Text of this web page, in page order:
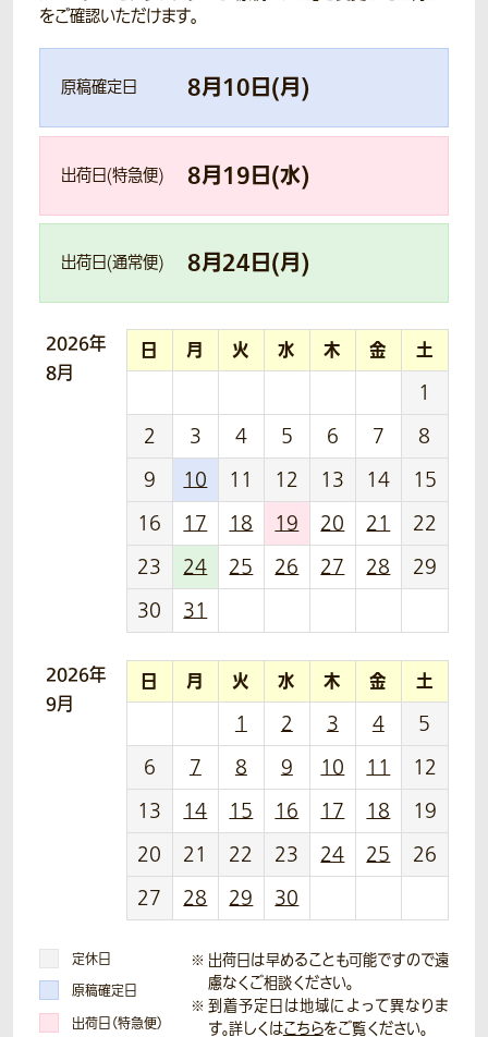
をご確認いただけます。
原稿確定日 8月10日(月)
出荷日(特急便) 8月19日(水)
出荷日(通常便) 8月24日(月)
2026年
8月
日 月 火 水 木 金 土
1
2
3 4 5 6 7
8
9
10 11 12 13 14
15
16
17 18 19 20 21
22
23
24 25 26 27 28
29
30
31
2026年
9月
日 月 火 水 木 金 土
1 2 3 4
5
6
7 8 9 10 11
12
13
14 15 16 17 18
19
20
21 22 23 24 25
26
27
28 29 30
定休日
原稿確定日
出荷日（特急便）
出荷日は早めることも可能ですので遠
慮なくご相談ください。
到着予定日は地域によって異なりま
す。詳しくはこちらをご覧ください。